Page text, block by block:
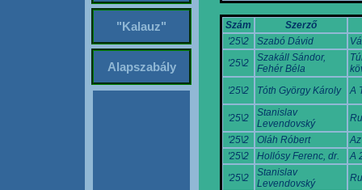
"Kalauz"
Alapszabály
Szám
Szerző
'25\2
Szabó Dávid
'25\2
Szakáll Sándor,
Fehér Béla
'25\2
Tóth György Károly A
'25\2
Stanislav
Levendovský
'25\2
Oláh Róbert
'25\2
Hollósy Ferenc, dr.
A
'25\2
Stanislav
Levendovský